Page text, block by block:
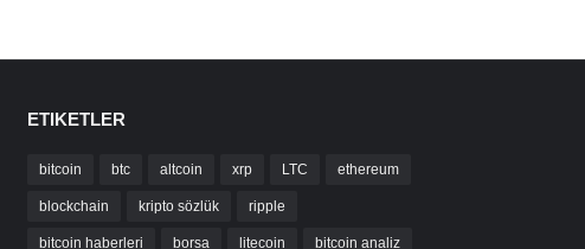
ETIKETLER
bitcoin btc altcoin xrp LTC ethereum
blockchain kripto sözlük ripple
bitcoin haberleri borsa litecoin bitcoin analiz